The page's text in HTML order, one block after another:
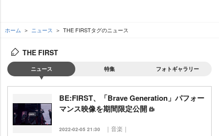
ホーム ニュース THE FIRSTタグのニュース
THE FIRST
ニュース 特集 フォトギャラリー
BE:FIRST、「Brave Generation」パフォー
マンス映像を期間限定公開
2022-02-05 21:30 ｜音楽｜